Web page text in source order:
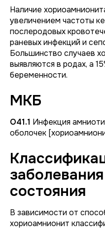
Наличие
увеличением частоты
послеродовых
раневых инфекций и
Большинство случаев
выявляются в родах, а
беременности.
МКБ
O41.1 Инфекция
оболочек
состояния
В зависимости от
хориоамнионит